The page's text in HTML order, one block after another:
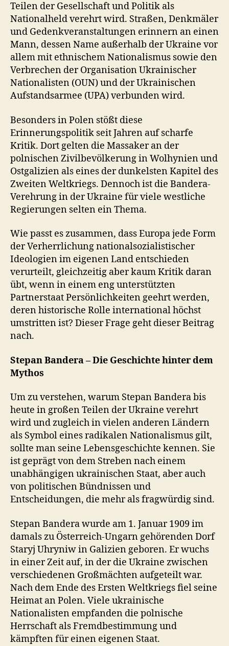
Teilen der Gesellschaft und Politik als
Nationalheld verehrt wird. Straßen, Denkmäler
und Gedenkveranstaltungen erinnern an einen
Mann, dessen Name außerhalb der Ukraine vor
allem mit ethnischem Nationalismus sowie den
Verbrechen der Organisation Ukrainischer
Nationalisten (OUN) und der Ukrainischen
Aufstandsarmee (UPA) verbunden wird.
Besonders in Polen stößt diese
Erinnerungspolitik seit Jahren auf scharfe
Kritik. Dort gelten die Massaker an der
polnischen Zivilbevölkerung in Wolhynien und
Ostgalizien als eines der dunkelsten Kapitel des
Zweiten Weltkriegs. Dennoch ist die Bandera-
Verehrung in der Ukraine für viele westliche
Regierungen selten ein Thema.
Wie passt es zusammen, dass Europa jede Form
der Verherrlichung nationalsozialistischer
Ideologien im eigenen Land entschieden
verurteilt, gleichzeitig aber kaum Kritik daran
übt, wenn in einem eng unterstützten
Partnerstaat Persönlichkeiten geehrt werden,
deren historische Rolle international höchst
umstritten ist? Dieser Frage geht dieser Beitrag
nach.
Stepan Bandera – Die Geschichte hinter dem
Mythos
Um zu verstehen, warum Stepan Bandera bis
heute in großen Teilen der Ukraine verehrt
wird und zugleich in vielen anderen Ländern
als Symbol eines radikalen Nationalismus gilt,
sollte man seine Lebensgeschichte kennen. Sie
ist geprägt von dem Streben nach einem
unabhängigen ukrainischen Staat, aber auch
von politischen Bündnissen und
Entscheidungen, die mehr als fragwürdig sind.
Stepan Bandera wurde am 1. Januar 1909 im
damals zu Österreich-Ungarn gehörenden Dorf
Staryj Uhryniw in Galizien geboren. Er wuchs
in einer Zeit auf, in der die Ukraine zwischen
verschiedenen Großmächten aufgeteilt war.
Nach dem Ende des Ersten Weltkriegs fiel seine
Heimat an Polen. Viele ukrainische
Nationalisten empfanden die polnische
Herrschaft als Fremdbestimmung und
kämpften für einen eigenen Staat.